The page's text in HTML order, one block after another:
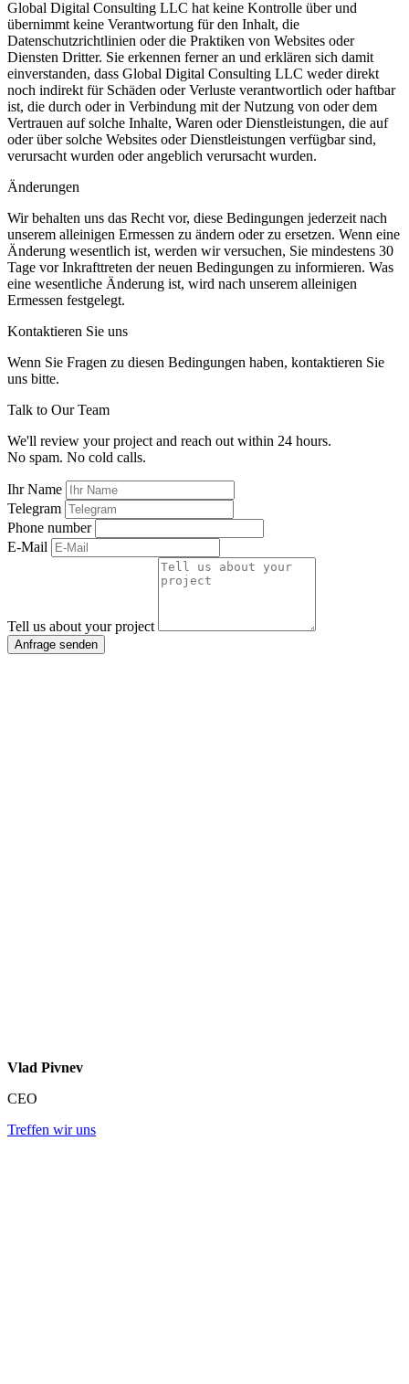
Global Digital Consulting LLC hat keine Kontrolle über und
übernimmt keine Verantwortung für den Inhalt, die
Datenschutzrichtlinien oder die Praktiken von Websites oder
Diensten Dritter. Sie erkennen ferner an und erklären sich damit
einverstanden, dass Global Digital Consulting LLC weder direkt
noch indirekt für Schäden oder Verluste verantwortlich oder haftbar
ist, die durch oder in Verbindung mit der Nutzung von oder dem
Vertrauen auf solche Inhalte, Waren oder Dienstleistungen, die auf
oder über solche Websites oder Dienstleistungen verfügbar sind,
verursacht wurden oder angeblich verursacht wurden.
Änderungen
Wir behalten uns das Recht vor, diese Bedingungen jederzeit nach
unserem alleinigen Ermessen zu ändern oder zu ersetzen. Wenn eine
Änderung wesentlich ist, werden wir versuchen, Sie mindestens 30
Tage vor Inkrafttreten der neuen Bedingungen zu informieren. Was
eine wesentliche Änderung ist, wird nach unserem alleinigen
Ermessen festgelegt.
Kontaktieren Sie uns
Wenn Sie Fragen zu diesen Bedingungen haben, kontaktieren Sie
uns bitte.
Talk to Our Team
We'll review your project and reach out within 24 hours.
No spam. No cold calls.
Ihr Name
Telegram
Phone number
E-Mail
Tell us about your project
Anfrage senden
Vlad Pivnev
CEO
Treffen wir uns